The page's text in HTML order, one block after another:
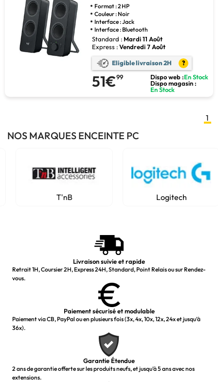
Format : 2 HP
Couleur : Noir
Interface : Jack
Interface : Bluetooth
Standard : Mardi 11 Août
Express :Vendredi 7 Août
Eligible livraison 2H ?
51€99 Dispo web :En Stock
Dispo magasin :
En Stock
1
NOS MARQUES ENCEINTE PC
T'nB Logitech
Livraison suivie et rapide
Retrait 1H, Coursier 2H, Express 24H, Standard, Point Relais ou sur Rendez-
vous.
Paiement sécurisé et modulable
Paiement via CB, PayPal ou en plusieurs fois (3x, 4x, 10x, 12x, 24x et jusqu’à
36x).
Garantie Étendue
2 ans de garantie offerte sur les produits neufs, et jusqu’à 5 ans avec nos
extensions.